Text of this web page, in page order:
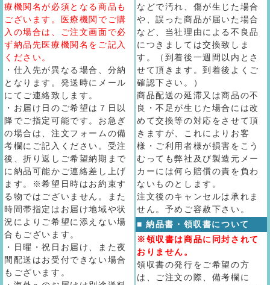
療機関名が必須となる商品も
ございます。医療機関でご購
入の場合は、ご注文画面で必
ず納品先医療機関名をご記入
ください。
・仕入先が異なる場合、分納
となります。発送時にメール
にてご連絡致します。
・お届け日のご希望は７日以
降でご指定可能です。お急ぎ
の場合は、注文フォームの備
考欄にご記入ください。受注
後、折り返しご希望納期まで
に納品可能かご連絡差し上げ
ます。※希望日時はお約束す
る物ではございません。また
時間帯指定はお届け地域や状
況によりご希望に添えない場
合もございます。
・日曜・祝日お届け、また夜
間配送はお受付できない場合
もございます。
などで汚れ、傷が生じた場合
や、誤った商品が届いた場合
など、当社理由による不良品
につきましては交換致しま
す。（到着後一週間以内とさ
せて頂きます。到着後よくご
確認下さい。）
商品配送の延滞又は商品の不
良・不足が生じた場合には改
めて交換等の対応をさせて頂
きますが、これによりお客
様・ご利用者様が損害をこう
むっても弊社及び製造元メー
カーには何ら賠償の責を負わ
ないものとします。
注文後のキャンセルは承れま
せん。予めご容赦下さい。
■ 納品書・領収書について
※領収書は商品に同封されて
おりません。
領収書の発行をご希望の方
は、ご注文の際、備考欄に